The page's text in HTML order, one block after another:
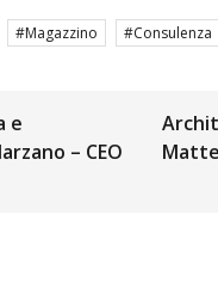
Magazzino Consulenza
e
– CEO